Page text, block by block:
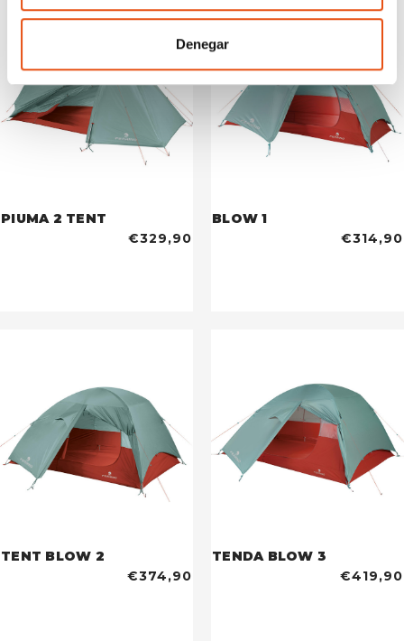
Denegar
PIUMA 2 TENT
€329,90
BLOW 1
€314,90
TENT BLOW 2
€374,90
TENDA BLOW 3
€419,90